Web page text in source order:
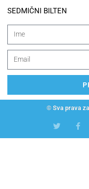
SEDMIČNI BILTEN
© Sva prava